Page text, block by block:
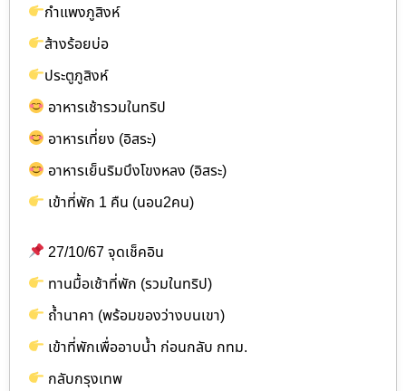
กำแพงภูสิงห์
ส้างร้อยบ่อ
ประตูภูสิงห์
อาหารเช้ารวมในทริป
อาหารเที่ยง (อิสระ)
อาหารเย็นริมบึงโขงหลง (อิสระ)
เข้าที่พัก 1 คืน (นอน2คน)
27/10/67 จุดเช็คอิน
ทานมื้อเช้าที่พัก (รวมในทริป)
ถ้ำนาคา (พร้อมของว่างบนเขา)
เข้าที่พักเพื่ออาบน้ำ ก่อนกลับ กทม.
กลับกรุงเทพ